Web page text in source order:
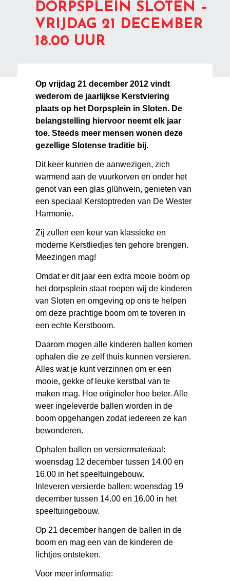
DORPSPLEIN SLOTEN –
VRIJDAG 21 DECEMBER
18.00 UUR
Op vrijdag 21 december 2012 vindt
wederom de jaarlijkse Kerstviering
plaats op het Dorpsplein in Sloten. De
belangstelling hiervoor neemt elk jaar
toe. Steeds meer mensen wonen deze
gezellige Slotense traditie bij.
Dit keer kunnen de aanwezigen, zich
warmend aan de vuurkorven en onder het
genot van een glas glühwein, genieten van
een speciaal Kerstoptreden van De Wester
Harmonie.
Zij zullen een keur van klassieke en
moderne Kerstliedjes ten gehore brengen.
Meezingen mag!
Omdat er dit jaar een extra mooie boom op
het dorpsplein staat roepen wij de kinderen
van Sloten en omgeving op ons te helpen
om deze prachtige boom om te toveren in
een echte Kerstboom.
Daarom mogen alle kinderen ballen komen
ophalen die ze zelf thuis kunnen versieren.
Alles wat je kunt verzinnen om er een
mooie, gekke of leuke kerstbal van te
maken mag. Hoe origineler hoe beter. Alle
weer ingeleverde ballen worden in de
boom opgehangen zodat iedereen ze kan
bewonderen.
Ophalen ballen en versiermateriaal:
woensdag 12 december tussen 14.00 en
16.00 in het speeltuingebouw.
Inleveren versierde ballen: woensdag 19
december tussen 14.00 en 16.00 in het
speeltuingebouw.
Op 21 december hangen de ballen in de
boom en mag een van de kinderen de
lichtjes ontsteken.
Voor meer informatie: